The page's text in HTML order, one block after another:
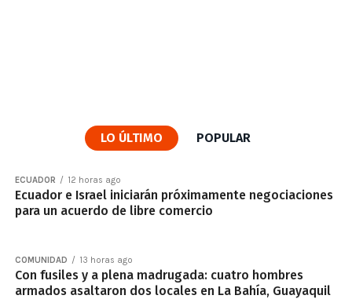
LO ÚLTIMO POPULAR
ECUADOR 12 horas ago
Ecuador e Israel iniciarán próximamente negociaciones
para un acuerdo de libre comercio
COMUNIDAD 13 horas ago
Con fusiles y a plena madrugada: cuatro hombres
armados asaltaron dos locales en La Bahía, Guayaquil